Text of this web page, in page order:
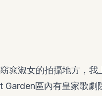
窕淑女的拍攝地方，
Garden區內有皇家歌